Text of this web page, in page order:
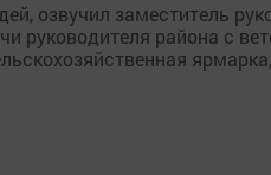
озвучил заместитель
руководителя района с